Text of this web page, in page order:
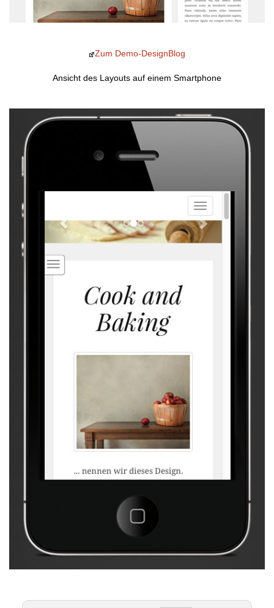
Zum Demo-DesignBlog
Ansicht des Layouts auf einem Smartphone